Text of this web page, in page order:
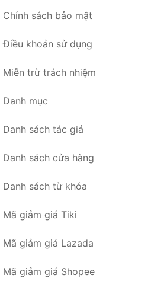
Chính sách bảo mật
Điều khoản sử dụng
Miễn trừ trách nhiệm
Danh mục
Danh sách tác giả
Danh sách cửa hàng
Danh sách từ khóa
Mã giảm giá Tiki
Mã giảm giá Lazada
Mã giảm giá Shopee